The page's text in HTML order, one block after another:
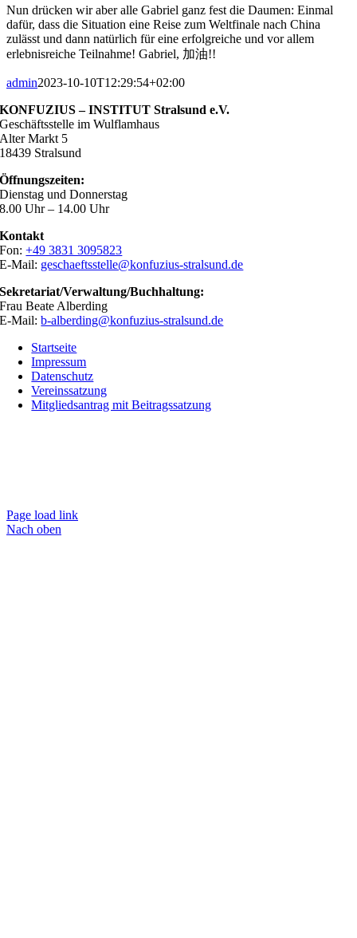
Nun drücken wir aber alle Gabriel ganz fest die Daumen: Einmal
dafür, dass die Situation eine Reise zum Weltfinale nach China
zulässt und dann natürlich für eine erfolgreiche und vor allem
erlebnisreiche Teilnahme! Gabriel, 加油!!
admin2023-10-10T12:29:54+02:00
KONFUZIUS – INSTITUT Stralsund e.V.
Geschäftsstelle im Wulflamhaus
Alter Markt 5
18439 Stralsund
Öffnungszeiten:
Dienstag und Donnerstag
8.00 Uhr – 14.00 Uhr
Kontakt
Fon:+49 3831 3095823
E-Mail: geschaeftsstelle@konfuzius-stralsund.de
Sekretariat/Verwaltung/Buchhaltung:
Frau Beate Alberding
E-Mail:b-alberding@konfuzius-stralsund.de
Startseite
Impressum
Datenschutz
Vereinssatzung
Mitgliedsantrag mit Beitragssatzung
Page load link
Nach oben